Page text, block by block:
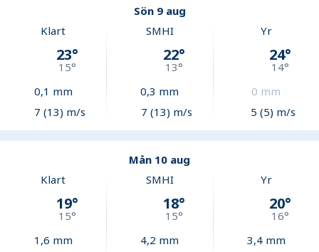
Sön 9 aug
Klart
23°
15°
0,1 mm
7 (13) m/s
SMHI
22°
13°
0,3 mm
7 (13) m/s
Yr
24°
14°
0 mm
5 (5) m/s
Mån 10 aug
Klart
19°
15°
1,6 mm
SMHI
18°
15°
4,2 mm
Yr
20°
16°
3,4mm